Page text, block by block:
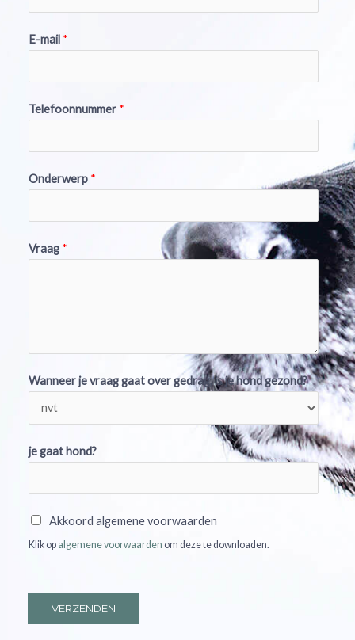
E-mail *
Telefoonnummer *
Onderwerp *
Vraag *
Wanneer je vraag gaat over gedrag, is je hond gezond?
je gaat hond?
A
k
r
Akkoord algemene voorwaarden
Klik op algemene voorwaarden om deze te downloaden.
VERZENDEN